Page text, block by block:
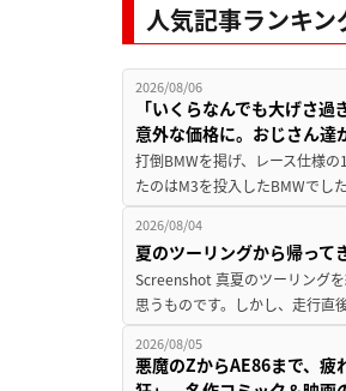
人気記事ランキン
2026/08/06
「いくらなんでも大げさ
意外な価格に。おじさん達
打倒BMWを掲げ、レース仕様
たのはM3を投入したBMWでし
2026/08/04
夏のツーリングから帰って
Screenshot 真夏のツーリング
思うものです。しかし、走行
2026/08/05
悪魔のZからAE86まで、疲